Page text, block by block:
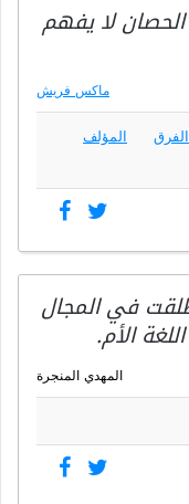
لا يفهم
ماكس فريش
الفرق
المؤلف
في المجال
الأم.
المهدي المنجرة